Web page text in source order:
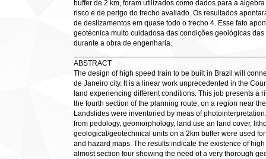
buffer de 2 km, foram utilizados como dados para a
risco e de perigo do trecho avaliado. Os resultados
de deslizamentos em quase todo o trecho 4. Esse fato
geotécnica muito cuidadosa das condições geológicas
durante a obra de engenharia.
ABSTRACT
The design of high speed train to be built in Brazil will
de Janeiro city. It is a linear work unprecedented in the
land experiencing different conditions. This job presents a
the fourth section of the planning route, on a region near
Landslides were inventoried by meas of
from pedology, geomorphology, land use an land cover,
geological/geotechnical units on a 2km buffer were used
and hazard maps. The results indicate the existence of
almost section four showing the need of a very thorough